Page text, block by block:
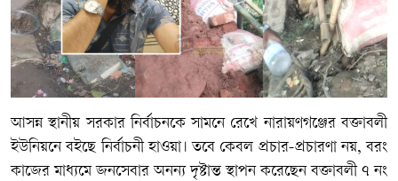
আসন্ন স্থানীয় সরকার নির্বাচনকে সামনে রেখে নারায়ণগঞ্জের বক্তাবলী
ইউনিয়নে বইছে নির্বাচনী হাওয়া। তবে কেবল প্রচার-প্রচারণা নয়, বরং
কাজের মাধ্যমে জনসেবার অনন্য দৃষ্টান্ত স্থাপন করেছেন বক্তাবলী ৭ নং